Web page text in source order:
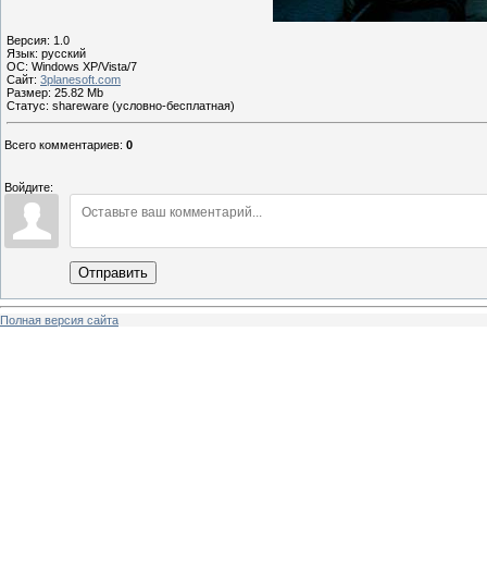
Версия: 1.0
Язык: русский
OС: Windows XP/Vista/7
Сайт: 3planesoft.com
Размер: 25.82 Mb
Статус: shareware (условно-бесплатная)
Всего комментариев: 0
Войдите:
Отправить
Полная версия сайта